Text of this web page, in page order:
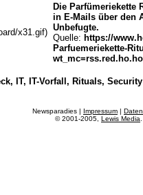
x31.gif)
Die Parfümeriekette
in E-Mails über den
Unbefugte.
Quelle: https://
Parfuemeriekette-
IT, IT-Vorfall, Rituals, Security
Newsparadies | Impressum |
© 2001-2005, Lewis Media